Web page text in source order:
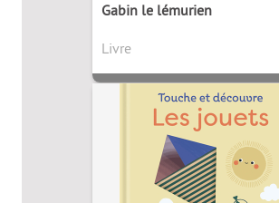
Gabin le lémurien
Livre